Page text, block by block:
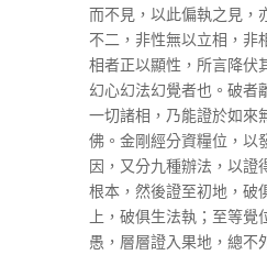
而不見，以此偏執之見，
不二，非性無以立相，非
相者正以顯性，所言降伏
幻心幻法幻覺者也。破者
一切諸相，乃能證於如來
佛。金剛經分資糧位，以
因，又分九種辦法，以證
根本，然後證至初地，破
上，破俱生法執；至等覺
愚，層層證入果地，總不